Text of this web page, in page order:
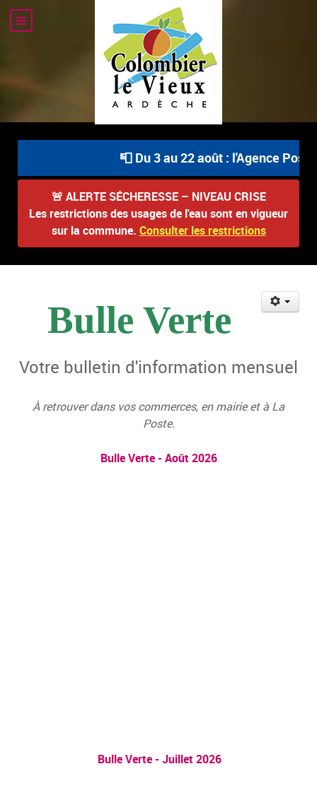
📮 Du 3 au 22 août : l'Agence
🚨 ALERTE SÉCHERESSE – NIVEAU CRISE
Les restrictions des usages de l'eau sont en vigueur
sur la commune. Consulter les restrictions
Bulle Verte
Votre bulletin d'information mensuel
À retrouver dans vos commerces, en mairie et à La
Poste.
Bulle Verte - Août 2026
Bulle Verte - Juillet 2026